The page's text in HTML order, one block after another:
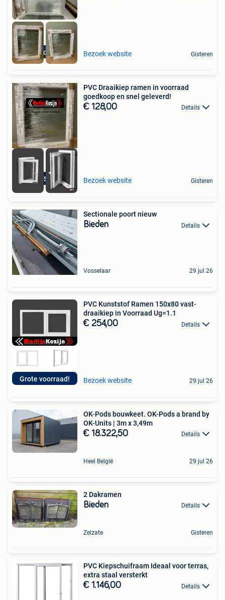
Zeer voordelig!! Bezoek website Gisteren
Zulte & Schoten
PVC Draaikiep ramen in voorraad
goedkoop en snel geleverd!
€ 128,00 Details
Bezoek website Gisteren
Sectionale poort nieuw
Bieden Details
Vosselaar 29 jul 26
Grote voorraad!
PVC Kunststof Ramen 150x80 vast-
draaikiep in Voorraad Ug=1.1
€ 254,00 Details
Bezoek website 29 jul 26
OK-Pods bouwkeet. OK-Pods a brand by
OK-Units | 3m x 3,49m
€ 18.322,50 Details
Heel België 29 jul 26
2 Dakramen
Bieden Details
Zelzate Gisteren
PVC Kiepschuifraam Ideaal voor terras,
extra staal versterkt
€ 1.146,00 Details